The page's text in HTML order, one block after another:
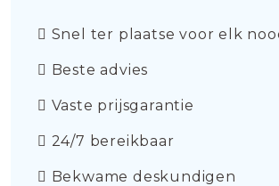
Snel ter plaatse voor elk
Beste advies
Vaste prijsgarantie
24/7 bereikbaar
Bekwame deskundigen